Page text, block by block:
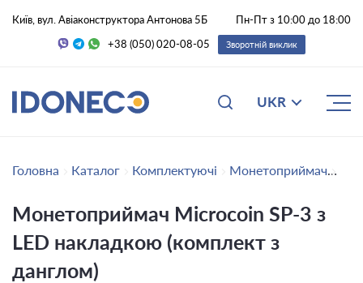
Київ, вул. Авіаконструктора Антонова 5Б
Пн-Пт з 10:00 до 18:00
+38 (050) 020-08-05
Зворотній виклик
UKR
Головна Каталог Комплектуючі Монетоприймач
Монетоприймач Microcoin SP-3 з
LED накладкою (комплект з
данглом)